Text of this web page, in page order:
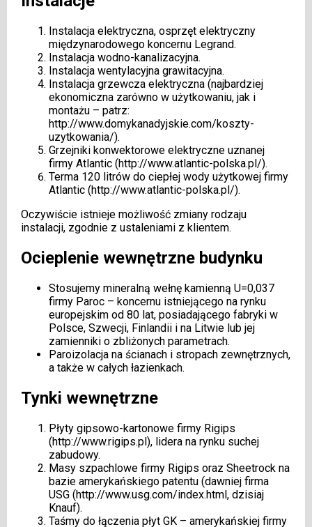
Instalacja elektryczna, osprzęt elektryczny
międzynarodowego koncernu Legrand.
Instalacja wodno-kanalizacyjna.
Instalacja wentylacyjna grawitacyjna.
Instalacja grzewcza elektryczna (najbardziej
ekonomiczna zarówno w użytkowaniu, jak i
montażu – patrz:
http://www.domykanadyjskie.com/koszty-
uzytkowania/).
Grzejniki konwektorowe elektryczne uznanej
firmy Atlantic (http://www.atlantic-polska.pl/).
Terma 120 litrów do ciepłej wody użytkowej firmy
Atlantic (http://www.atlantic-polska.pl/).
Oczywiście istnieje możliwość zmiany rodzaju
instalacji, zgodnie z ustaleniami z klientem.
Ocieplenie wewnętrzne budynku
Stosujemy mineralną wełnę kamienną U=0,037
firmy Paroc – koncernu istniejącego na rynku
europejskim od 80 lat, posiadającego fabryki w
Polsce, Szwecji, Finlandii i na Litwie lub jej
zamienniki o zbliżonych parametrach.
Paroizolacja na ścianach i stropach zewnętrznych,
a także w całych łazienkach.
Tynki wewnętrzne
Płyty gipsowo-kartonowe firmy Rigips
(http://www.rigips.pl), lidera na rynku suchej
zabudowy.
Masy szpachlowe firmy Rigips oraz Sheetrock na
bazie amerykańskiego patentu (dawniej firma
USG (http://www.usg.com/index.html, dzisiaj
Knauf).
Taśmy do łączenia płyt GK – amerykańskiej firmy